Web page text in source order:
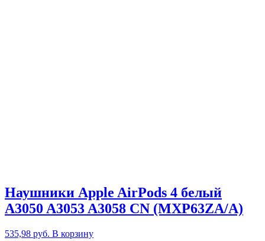
Наушники Apple AirPods 4 белый
A3050 A3053 A3058 CN (MXP63ZA/A)
535,98 руб. В корзину